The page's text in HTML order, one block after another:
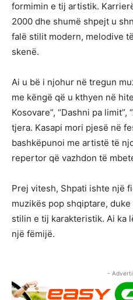
formimin e tij artistik.
2000 dhe shumë shpejt u
falë stilit modern, melodive
skenë.
Ai u bë i njohur në tregun
me këngë që u kthyen në
Kosovare”, “Dashni pa limit”,
tjera. Kasapi mori pjesë në
bashkëpunoi me artistë të
repertor që vazhdon të
Prej vitesh, Shpati ishte një
muzikës pop shqiptare,
stilin e tij karakteristik. Ai ka
një fëmijë.
-